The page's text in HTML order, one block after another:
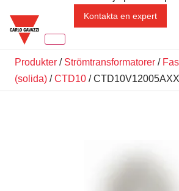
Kontakta en expert
Produkter / Strömtransformatorer /
(solida) /CTD10 /